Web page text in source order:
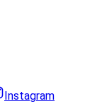
Instagram